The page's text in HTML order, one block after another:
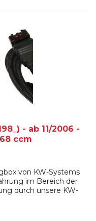
- ab 11/2006 -
ccm
von KW-Systems
im Bereich der
durch unsere KW-